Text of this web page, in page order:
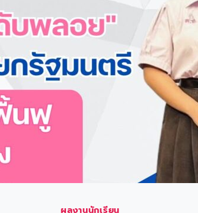
ผลงานนักเรียน